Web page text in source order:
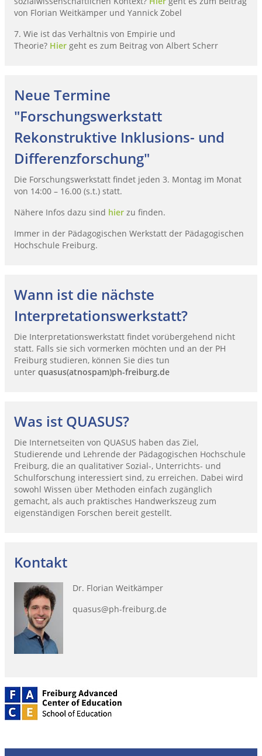
von Florian Weitkämper und Yannick Zobel
7. Wie ist das Verhältnis von Empirie und
Theorie? Hier geht es zum Beitrag von Albert Scherr
Neue Termine
"Forschungswerkstatt
Rekonstruktive Inklusions- und
Differenzforschung"
Die Forschungswerkstatt findet jeden 3. Montag im Monat
von 14:00 – 16.00 (s.t.) statt.
Nähere Infos dazu sind hier zu finden.
Immer in der Pädagogischen Werkstatt der Pädagogischen
Hochschule Freiburg.
Wann ist die nächste
Interpretationswerkstatt?
Die Interpretationswerkstatt findet vorübergehend nicht
statt. Falls sie sich vormerken möchten und an der PH
Freiburg studieren, können Sie dies tun
unter quasus(atnospam)ph-freiburg.de
Was ist QUASUS?
Die Internetseiten von QUASUS haben das Ziel,
Studierende und Lehrende der Pädagogischen Hochschule
Freiburg, die an qualitativer Sozial-, Unterrichts- und
Schulforschung interessiert sind, zu erreichen. Dabei wird
sowohl Wissen über Methoden einfach zugänglich
gemacht, als auch praktisches Handwerkszeug zum
eigenständigen Forschen bereit gestellt.
Kontakt
Dr. Florian Weitkämper
quasus@ph-freiburg.de